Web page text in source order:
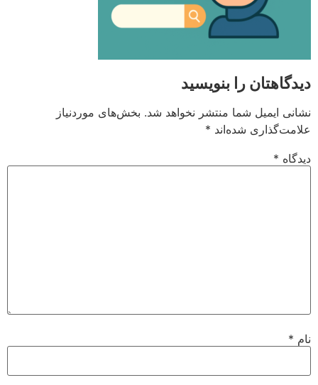
دیدگاهتان را بنویسید
نشانی ایمیل شما منتشر نخواهد شد. بخش‌های موردنیاز
علامت‌گذاری شده‌اند *
دیدگاه *
نام *